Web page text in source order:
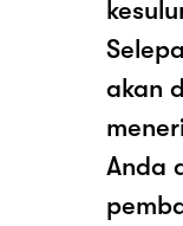
akan
Anda